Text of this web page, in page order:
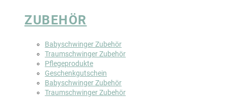
ZUBEHÖR
Babyschwinger Zubehör
Traumschwinger Zubehör
Pflegeprodukte
Geschenkgutschein
Babyschwinger Zubehör
Traumschwinger Zubehör